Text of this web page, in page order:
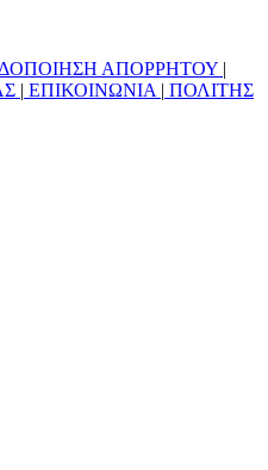
ΑΠΟΡΡΗΤΟΥ |
| ΕΠΙΚΟΙΝΩΝΙΑ | ΠΟΛΙΤΗΣ